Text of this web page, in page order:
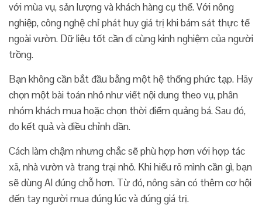
với mùa vụ, sản lượng và khách hàng cụ thể. Với nông
nghiệp, công nghệ chỉ phát huy giá trị khi bám sát thực tế
ngoài vườn. Dữ liệu tốt cần đi cùng kinh nghiệm của người
trồng.
Bạn không cần bắt đầu bằng một hệ thống phức tạp. Hãy
chọn một bài toán nhỏ như viết nội dung theo vụ, phân
nhóm khách mua hoặc chọn thời điểm quảng bá. Sau đó,
đo kết quả và điều chỉnh dần.
Cách làm chậm nhưng chắc sẽ phù hợp hơn với hợp tác
xã, nhà vườn và trang trại nhỏ. Khi hiểu rõ mình cần gì, bạn
sẽ dùng AI đúng chỗ hơn. Từ đó, nông sản có thêm cơ hội
đến tay người mua đúng lúc và đúng giá trị.